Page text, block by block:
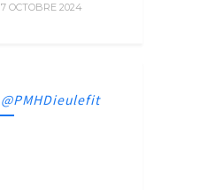
7 OCTOBRE 2024
@PMHDieulefit